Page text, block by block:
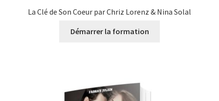
La Clé de Son Coeur par Chriz Lorenz & Nina Solal
Démarrer la formation